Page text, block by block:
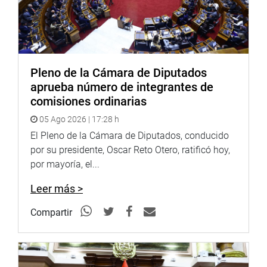
presidente o presidenta de la República.
OFICINA DE COMUNICACIONES
Pleno de la Cámara de Diputados
aprueba número de integrantes de
comisiones ordinarias
05 Ago 2026 | 17:28 h
El Pleno de la Cámara de Diputados, conducido
por su presidente, Oscar Reto Otero, ratificó hoy,
por mayoría, el...
Leer más >
Compartir